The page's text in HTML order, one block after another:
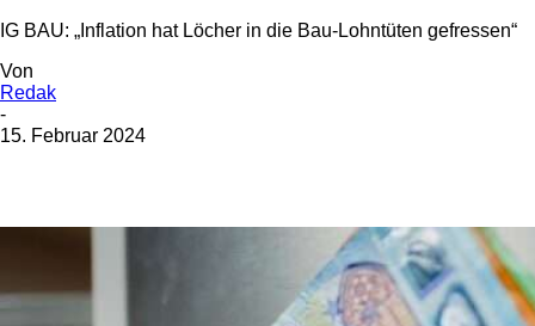
IG BAU: „Inflation hat Löcher in die Bau-Lohntüten gefressen“
Von
Redak
-
15. Februar 2024